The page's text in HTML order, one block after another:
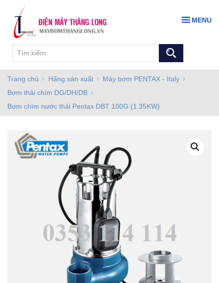
MENU
Trang chủ Hãng sản xuất
Máy bơm PENTAX - Italy
Bơm thải chìm DG/DH/DB
Bơm chìm nước thải Pentax DBT 100G (1.35KW)